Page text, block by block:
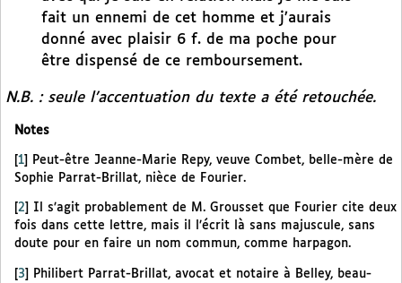
fait un ennemi de cet homme et j’aurais
donné avec plaisir 6 f. de ma poche pour
être dispensé de ce remboursement.
N.B. : seule l’accentuation du texte a été retouchée.
Notes
[1]
Peut-être Jeanne-Marie Repy, veuve Combet, belle-mère de
Sophie Parrat-Brillat, nièce de Fourier.
2
Il s’agit probablement de M. Grousset que Fourier cite deux
fois dans cette lettre, mais il l’écrit là sans majuscule, sans
doute pour en faire un nom commun, comme harpagon.
[3]
Philibert Parrat-Brillat, avocat et notaire à Belley, beau-